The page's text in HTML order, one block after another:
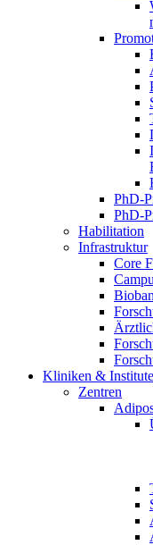
PhD-
PhD-
Habilitation
Infrastruktur
Core
Kliniken & Institute
Zentren